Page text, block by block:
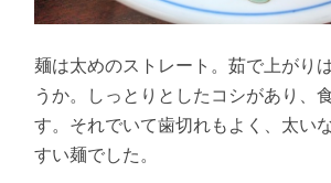
麺は太めのストレート。茹で上がり
うか。しっとりとしたコシがあり、
す。それでいて歯切れもよく、太い
すい麺でした。